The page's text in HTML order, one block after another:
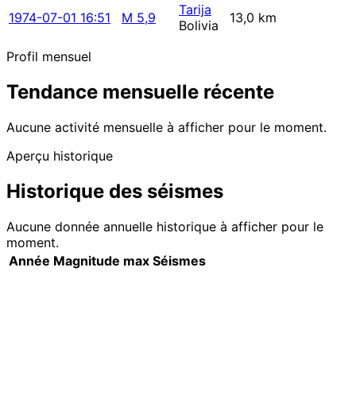
1974-07-01 16:51 M 5,9
Tarija
Bolivia
13,0 km
Profil mensuel
Tendance mensuelle récente
Aucune activité mensuelle à afficher pour le moment.
Aperçu historique
Historique des séismes
Aucune donnée annuelle historique à afficher pour le
moment.
Année Magnitude max Séismes